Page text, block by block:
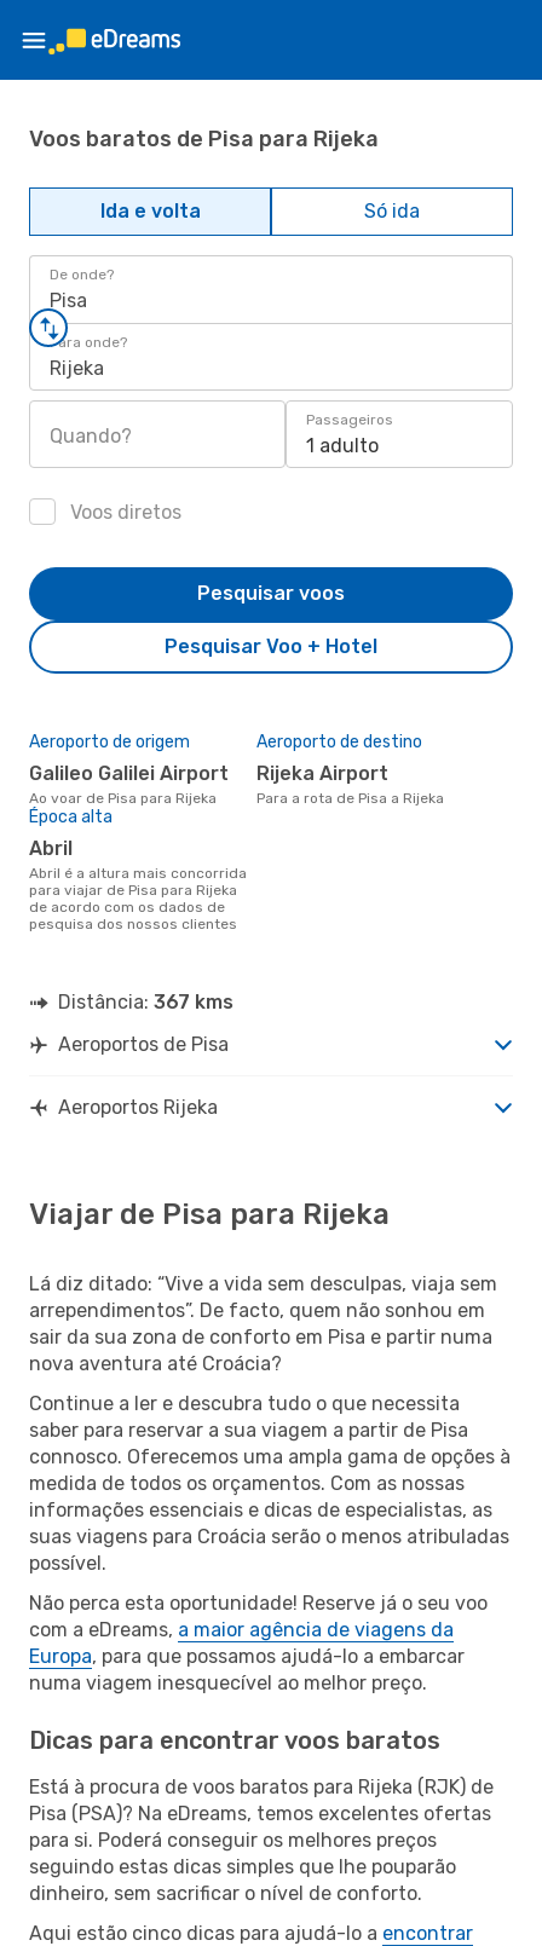
Voos baratos de Pisa para Rijeka
Ida e volta Só ida
De onde?
Pisa
Para onde?
Rijeka
Quando?
Passageiros
1 adulto
Voos diretos
Pesquisar Voo + Hotel
Pesquisar voos
Aeroporto de origem
Galileo Galilei Airport
Ao voar de Pisa para Rijeka
Aeroporto de destino
Rijeka Airport
Para a rota de Pisa a Rijeka
Época alta
abril
abril é a altura mais concorrida
para viajar de Pisa para Rijeka
de acordo com os dados de
pesquisa dos nossos clientes
Distância: 367 kms
Aeroportos de Pisa
Aeroportos Rijeka
Viajar de Pisa para Rijeka
Lá diz ditado: “Vive a vida sem desculpas, viaja sem
arrependimentos”. De facto, quem não sonhou em
sair da sua zona de conforto em Pisa e partir numa
nova aventura até Croácia?
Continue a ler e descubra tudo o que necessita
saber para reservar a sua viagem a partir de Pisa
connosco. Oferecemos uma ampla gama de opções à
medida de todos os orçamentos. Com as nossas
informações essenciais e dicas de especialistas, as
suas viagens para Croácia serão o menos atribuladas
possível.
Não perca esta oportunidade! Reserve já o seu voo
com a eDreams, a maior agência de viagens da
Europa, para que possamos ajudá-lo a embarcar
numa viagem inesquecível ao melhor preço.
Dicas para encontrar voos baratos
Está à procura de voos baratos para Rijeka (RJK) de
Pisa (PSA)? Na eDreams, temos excelentes ofertas
para si. Poderá conseguir os melhores preços
seguindo estas dicas simples que lhe pouparão
dinheiro, sem sacrificar o nível de conforto.
Aqui estão cinco dicas para ajudá-lo a encontrar